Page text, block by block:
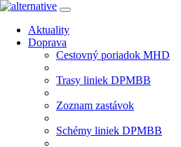
Aktuality
Doprava
Cestovný poriadok MHD
Trasy liniek DPMBB
Zoznam zastávok
Schémy liniek DPMBB